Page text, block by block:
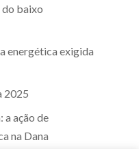
baixo
energética exigida
2025
a ação de
na Dana